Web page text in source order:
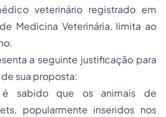
veterinário registrado em
Medicina Veterinária, limita ao
a seguinte justificação para
sua proposta:
sabido que os animais de
popularmente inseridos nos